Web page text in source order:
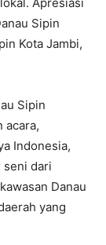
Sipin
Kota Jambi,
Sipin
acara,
Indonesia,
seni dari
Danau
yang